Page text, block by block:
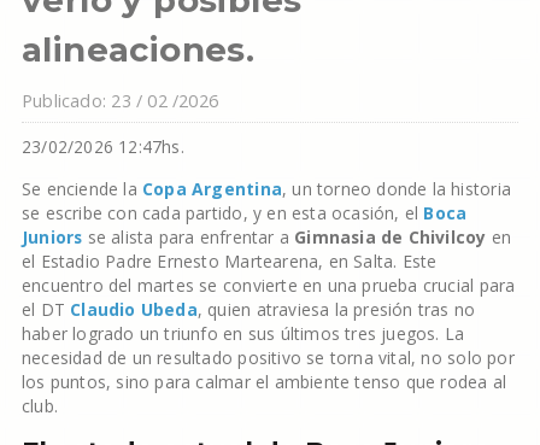
alineaciones.
Publicado: 23 / 02 /2026
23/02/2026 12:47hs.
Se enciende la Copa Argentina, un torneo donde la historia
se escribe con cada partido, y en esta ocasión, el Boca
Juniors se alista para enfrentar a Gimnasia de Chivilcoy en
el Estadio Padre Ernesto Martearena, en Salta. Este
encuentro del martes se convierte en una prueba crucial para
el DT Claudio Ubeda, quien atraviesa la presión tras no
haber logrado un triunfo en sus últimos tres juegos. La
necesidad de un resultado positivo se torna vital, no solo por
los puntos, sino para calmar el ambiente tenso que rodea al
club.